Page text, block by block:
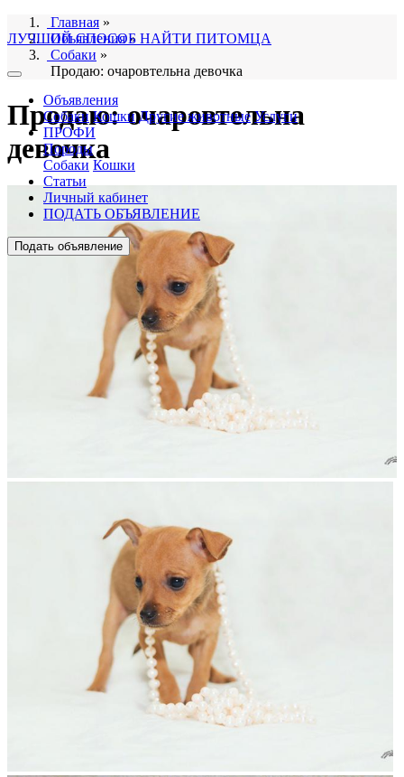
ЛУЧШИЙ СПОСОБ НАЙТИ ПИТОМЦА
Объявления
Собаки Кошки Другие животные Услуги
ПРОФИ
Породы
Собаки Кошки
Статьи
Личный кабинет
ПОДАТЬ ОБЪЯВЛЕНИЕ
Подать объявление
Главная »
Объявления»
Собаки »
Продаю: очаровтельна девочка
Продаю: очаровтельна
девочка